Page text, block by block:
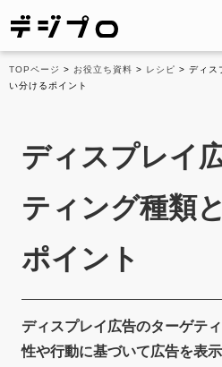
TOPページ > お役立ち資料 > レシピ > ディス
い分けるポイント
ディスプレイ
ティング種類
ポイント
ディスプレイ広告のターゲテ
性や行動に基づいて広告を表